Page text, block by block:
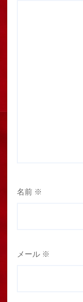
名前 ※
メール ※